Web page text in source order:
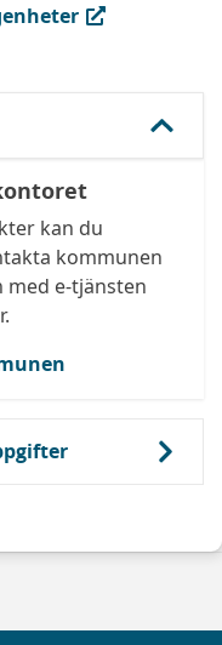
kan du
kommunen
med e-tjänsten